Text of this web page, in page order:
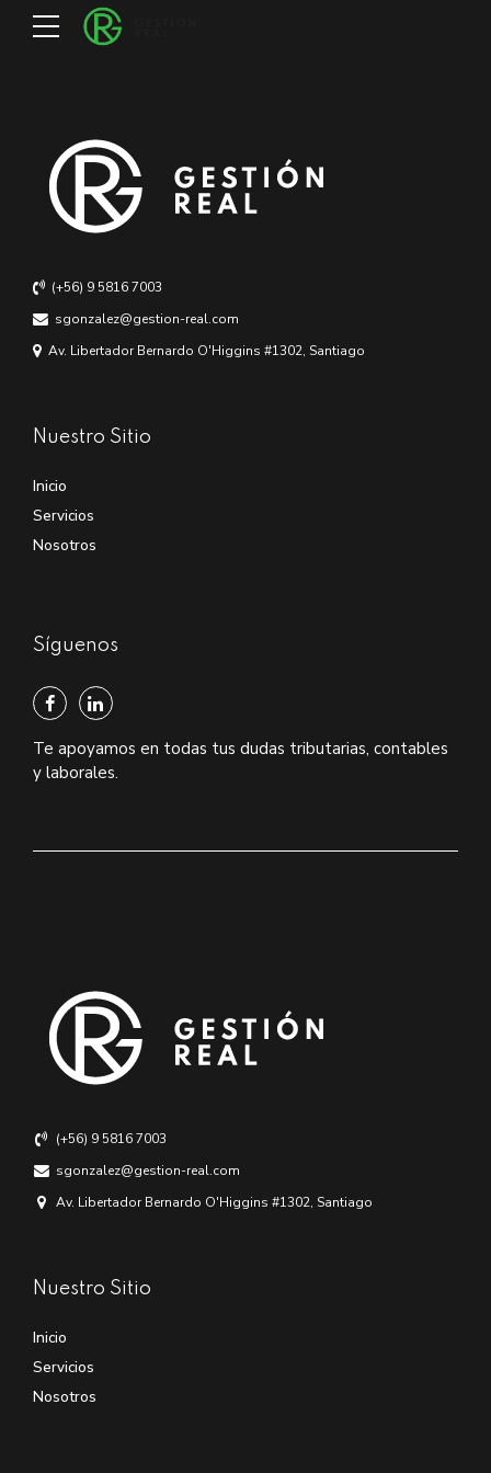
(+56) 9 5816 7003
sgonzalez@gestion-real.com
Av. Libertador Bernardo O'Higgins #1302, Santiago
Nuestro Sitio
Inicio
Servicios
Nosotros
Síguenos
Te apoyamos en todas tus dudas tributarias, contables
y laborales.
(+56) 9 5816 7003
sgonzalez@gestion-real.com
Av. Libertador Bernardo O'Higgins #1302, Santiago
Nuestro Sitio
Inicio
Servicios
Nosotros